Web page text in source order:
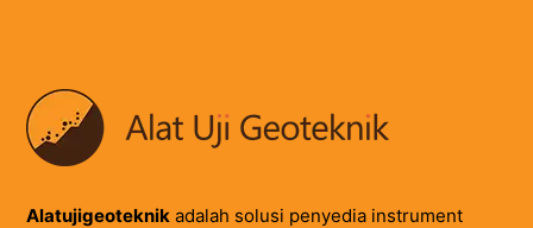
Alatujigeoteknikadalah solusi penyedia instrument